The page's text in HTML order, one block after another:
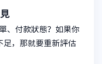
、付款狀態？如果你
足，那就要重新評估